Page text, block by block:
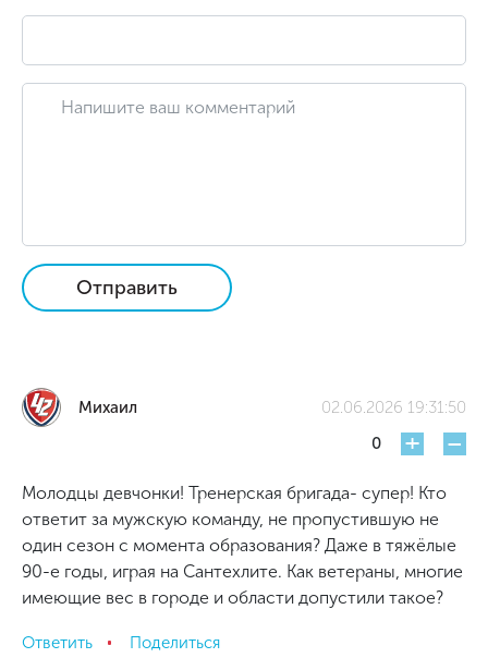
Отправить
Михаил
02.06.2026 19:31:50
0
+ -
Молодцы девчонки! Тренерская бригада- супер! Кто
ответит за мужскую команду, не пропустившую не
один сезон с момента образования? Даже в тяжёлые
90-е годы, играя на Сантехлите. Как ветераны, многие
имеющие вес в городе и области допустили такое?
Ответить Поделиться